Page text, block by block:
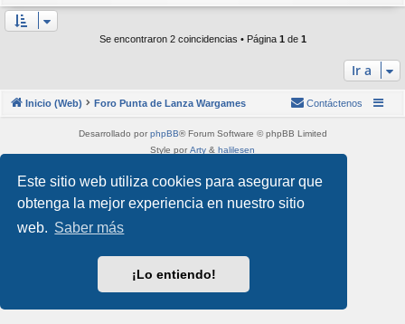
Este sitio web utiliza cookies para asegurar que
obtenga la mejor experiencia en nuestro sitio
web. Saber más
¡Lo entiendo!
Se encontraron 2 coincidencias • Página 1 de 1
Ir a
Inicio (Web) Foro Punta de Lanza Wargames Contáctenos
Desarrollado por phpBB® Forum Software © phpBB Limited
Style por Arty & halilesen
Privacidad| Condiciones